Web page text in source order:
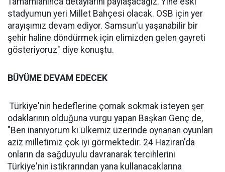
stadyumun yeri Millet Bahçesi olacak. OSB için yer
arayışımız devam ediyor. Samsun'u yaşanabilir bir
şehir haline döndürmek için elimizden gelen gayreti
gösteriyoruz" diye konuştu.
BÜYÜME DEVAM EDECEK
Türkiye'nin hedeflerine çomak sokmak isteyen şer
odaklarının olduğuna vurgu yapan Başkan Genç de,
"Ben inanıyorum ki ülkemiz üzerinde oynanan oyunları
aziz milletimiz çok iyi görmektedir. 24 Haziran'da
onların da sağduyulu davranarak tercihlerini
Türkiye'nin istikrarından yana kullanacaklarına